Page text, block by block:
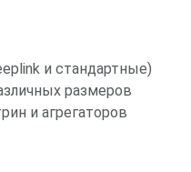
и стандартные)
размеров
и агрегаторов